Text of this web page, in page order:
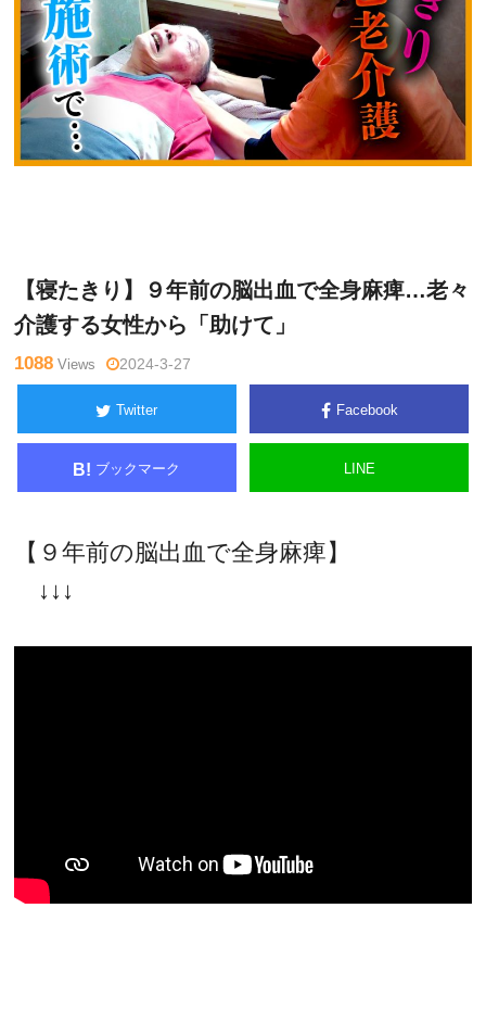
【寝たきり】９年前の脳出血で全身麻痺…老々
介護する女性から「助けて」
1088 Views 2024-3-27
Twitter Facebook
B! ブックマーク LINE
【９年前の脳出血で全身麻痺】
↓↓↓